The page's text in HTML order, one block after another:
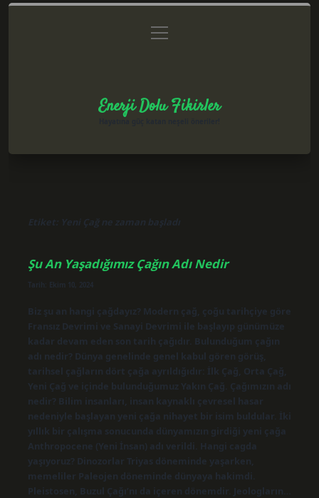
Gizlilik Politikası
menüyü
aç
Enerji Dolu Fikirler
Etiket: Yeni Çağ ne zaman başladı
Şu An Yaşadığımız Çağın Adı Nedir
Tarih: Ekim 10, 2024
Biz şu an hangi çağdayız? Modern çağ, çoğu tarihçiye göre
Fransız Devrimi ve Sanayi Devrimi ile başlayıp günümüze
kadar devam eden son tarih çağıdır. Bulunduğum çağın
adı nedir? Dünya genelinde genel kabul gören görüş,
tarihsel çağların dört çağa ayrıldığıdır: İlk Çağ, Orta Çağ,
Yeni Çağ ve içinde bulunduğumuz Yakın Çağ. Çağımızın adı
nedir? Bilim insanları, insan kaynaklı çevresel hasar
nedeniyle başlayan yeni çağa nihayet bir isim buldular. İki
yıllık bir çalışma sonucunda dünyamızın girdiği yeni çağa
Anthropocene (Yeni İnsan) adı verildi. Hangi cagda
yaşıyoruz? Dinozorlar Triyas döneminde yaşarken,
memeliler Paleojen döneminde dünyaya hakimdi.
Pleistosen, Buzul Çağı’nı da içeren dönemdir. Jeologların…